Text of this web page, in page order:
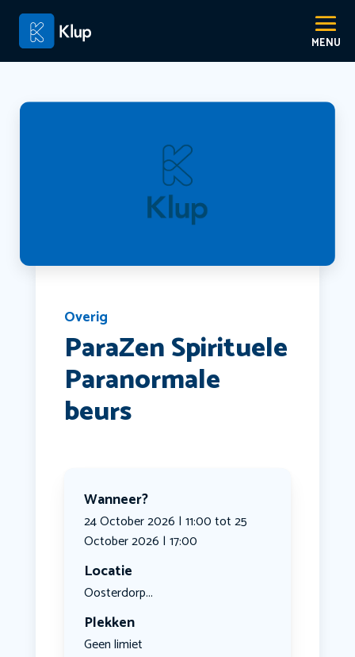
Overig
ParaZen Spirituele
Paranormale
beurs
Wanneer?
24 October 2026 | 11:00 tot 25
October 2026 | 17:00
Locatie
Oosterdorp...
Plekken
Geen limiet